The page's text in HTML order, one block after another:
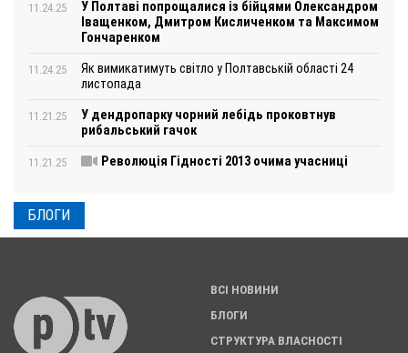
11.24.25
У Полтаві попрощалися із бійцями Олександром
Іващенком, Дмитром Кисличенком та Максимом
Гончаренком
11.24.25
Як вимикатимуть світло у Полтавській області 24
листопада
11.21.25
У дендропарку чорний лебідь проковтнув
рибальський гачок
11.21.25 Революція Гідності 2013 очима учасниці
БЛОГИ
ВСІ НОВИНИ
БЛОГИ
СТРУКТУРА ВЛАСНОСТІ